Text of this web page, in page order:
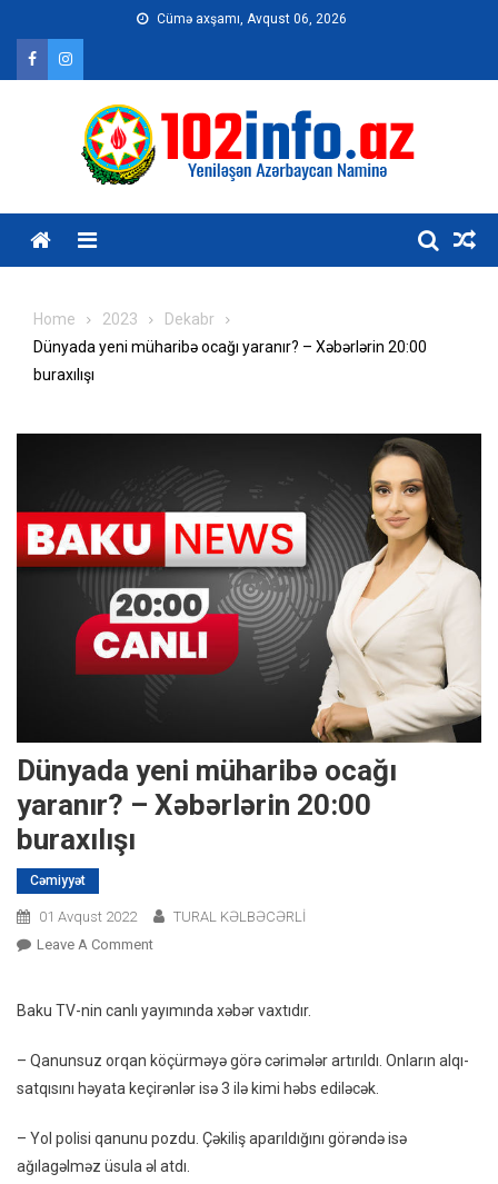
content
Cümə axşamı, Avqust 06, 2026
Home 2023
Dekabr
Dünyada yeni müharibə ocağı yaranır? – Xəbərlərin 20:00
buraxılışı
Dünyada yeni müharibə ocağı
yaranır? – Xəbərlərin 20:00
buraxılışı
Cəmiyyət
01 Avqust 2022
TURAL KƏLBƏCƏRLİ
Leave A CommentOn
Müharibə
Yaranır?
–
20:00
Buraxılışı
Baku TV-nin canlı yayımında xəbər vaxtıdır.
– Qanunsuz orqan köçürməyə görə cərimələr artırıldı. Onların alqı-
satqısını həyata keçirənlər isə 3 ilə kimi həbs ediləcək.
– Yol polisi qanunu pozdu. Çəkiliş aparıldığını görəndə isə
ağılagəlməz üsula əl atdı.